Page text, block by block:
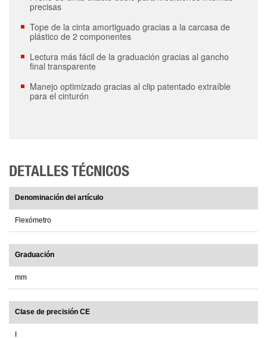
precisas
Tope de la cinta amortiguado gracias a la carcasa de
plástico de 2 componentes
Lectura más fácil de la graduación gracias al gancho
final transparente
Manejo optimizado gracias al clip patentado extraíble
para el cinturón
DETALLES TÉCNICOS
Denominación del artículo
Flexómetro
Graduación
mm
Clase de precisión CE